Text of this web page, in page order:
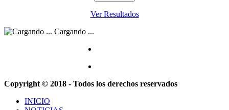
Ver Resultados
Cargando ...
Copyright © 2018 - Todos los derechos reservados
INICIO